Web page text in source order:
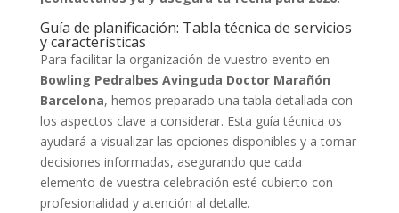
Guía de planificación: Tabla técnica de servicios
y características
Para facilitar la organización de vuestro evento en
Bowling Pedralbes Avinguda Doctor Marañón
Barcelona, hemos preparado una tabla detallada con
los aspectos clave a considerar. Esta guía técnica os
ayudará a visualizar las opciones disponibles y a tomar
decisiones informadas, asegurando que cada
elemento de vuestra celebración esté cubierto con
profesionalidad y atención al detalle.